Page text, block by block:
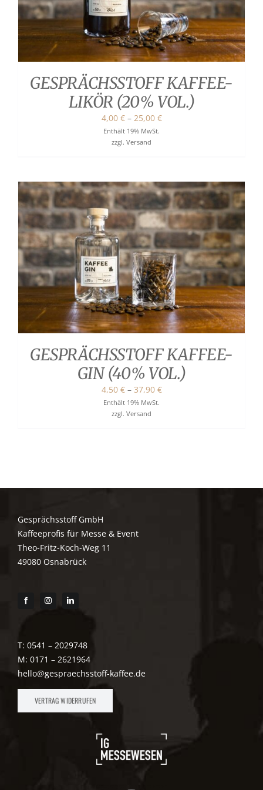
Shop
English
WooCommerce Warenkorb
GESPRÄCHSSTOFF KAFFEE-
LIKÖR (20% VOL.)
4,00 € – 25,00 €Preisspanne:
Enthält 19% MwSt.
zzgl. Versand
GESPRÄCHSSTOFF KAFFEE-
GIN (40% VOL.)
4,50 € – 37,90 €Preisspanne:
Enthält 19% MwSt.
zzgl. Versand
Gesprächsstoff GmbH
Kaffeeprofis für Messe & Event
Theo-Fritz-Koch-Weg 11
49080 Osnabrück
T: 0541 – 2029748
M: 0171 – 2621964
hello@gespraechsstoff-kaffee.de
VERTRAG WIDERRUFEN